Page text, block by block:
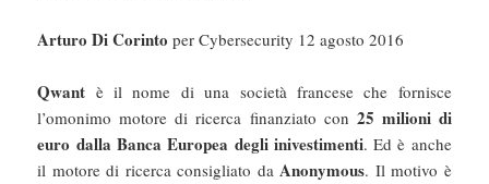
Arturo Di Corinto per Cybersecurity 12 agosto 2016
Qwant è il nome di una società francese che fornisce
l’omonimo motore di ricerca finanziato con 25 milioni di
euro dalla Banca Europea degli inivestimenti. Ed è anche
il motore di ricerca consigliato daAnonymous. Il motivo è